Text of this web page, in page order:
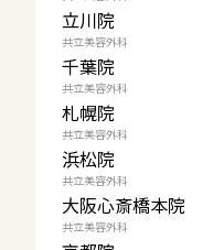
立川院
共立美容外科
千葉院
共立美容外科
札幌院
共立美容外科
浜松院
共立美容外科
大阪心斎橋本院
共立美容外科